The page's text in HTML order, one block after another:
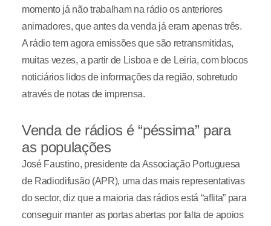
momento já não trabalham na rádio os anteriores
animadores, que antes da venda já eram apenas três.
A rádio tem agora emissões que são retransmitidas,
muitas vezes, a partir de Lisboa e de Leiria, com blocos
noticiários lidos de informações da região, sobretudo
através de notas de imprensa.
Venda de rádios é “péssima” para
as populações
José Faustino, presidente da Associação Portuguesa
de Radiodifusão (APR), uma das mais representativas
do sector, diz que a maioria das rádios está “aflita” para
conseguir manter as portas abertas por falta de apoios